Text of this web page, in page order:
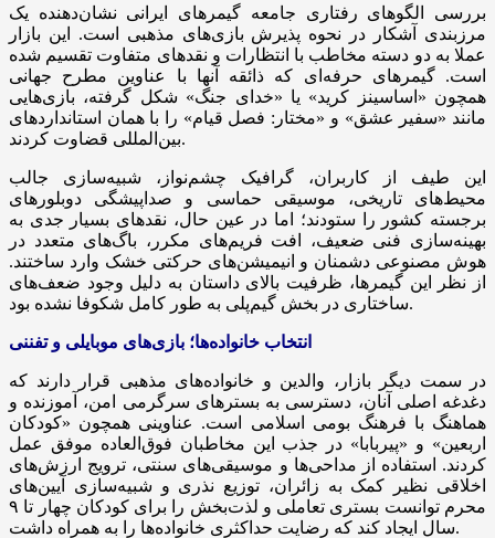
بررسی الگوهای رفتاری جامعه گیمرهای ایرانی نشان‌دهنده یک
مرزبندی آشکار در نحوه پذیرش بازی‌های مذهبی است. این بازار
عملا به دو دسته مخاطب با انتظارات و نقدهای متفاوت تقسیم شده
است. گیمرهای حرفه‌ای که ذائقه آنها با عناوین مطرح جهانی
همچون «اساسینز کرید» یا «خدای جنگ» شکل گرفته، بازی‌هایی
مانند «سفیر عشق» و «مختار: فصل قیام» را با همان استانداردهای
بین‌المللی قضاوت کردند.
این طیف از کاربران، گرافیک چشم‌نواز، شبیه‌سازی جالب
محیط‌های تاریخی، موسیقی حماسی و صداپیشگی دوبلورهای
برجسته کشور را ستودند؛ اما در عین حال، نقدهای بسیار جدی به
بهینه‌سازی فنی ضعیف، افت فریم‌های مکرر، باگ‌های متعدد در
هوش مصنوعی دشمنان و انیمیشن‌های حرکتی خشک وارد ساختند.
از نظر این گیمرها، ظرفیت بالای داستان به دلیل وجود ضعف‌های
ساختاری در بخش گیم‌پلی به طور کامل شکوفا نشده بود.
انتخاب خانواده‌ها؛ بازی‌های موبایلی و تفننی
در سمت دیگر بازار، والدین و خانواده‌های مذهبی قرار دارند که
دغدغه اصلی آنان، دسترسی به بسترهای سرگرمی امن، آموزنده و
هماهنگ با فرهنگ بومی اسلامی است. عناوینی همچون «کودکان
اربعین» و «پیربابا» در جذب این مخاطبان فوق‌العاده موفق عمل
کردند. استفاده از مداحی‌ها و موسیقی‌های سنتی، ترویج ارزش‌های
اخلاقی نظیر کمک به زائران، توزیع نذری و شبیه‌سازی آیین‌های
محرم توانست بستری تعاملی و لذت‌بخش را برای کودکان چهار تا ۹
سال ایجاد کند که رضایت حداکثری خانواده‌ها را به همراه داشت.